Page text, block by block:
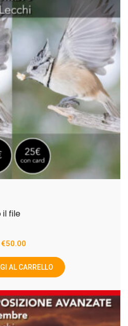
il file
€50.00
AL CARRELLO